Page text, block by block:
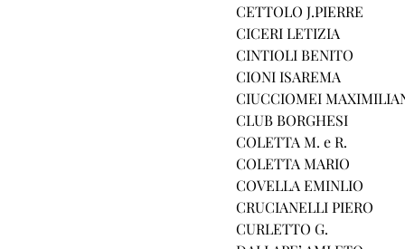
CETTOLO J.PIERRE
CICERI LETIZIA
CINTIOLI BENITO
CIONI ISAREMA
CIUCCIOMEI
CLUB BORGHESI
COLETTA M. e R.
COLETTA MARIO
COVELLA EMINLIO
CRUCIANELLI PIERO
CURLETTO G.